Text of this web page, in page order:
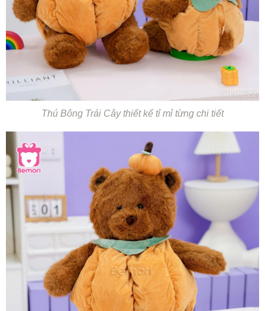
Thú Bông Trái Cây thiết kế tỉ mỉ từng chi tiết